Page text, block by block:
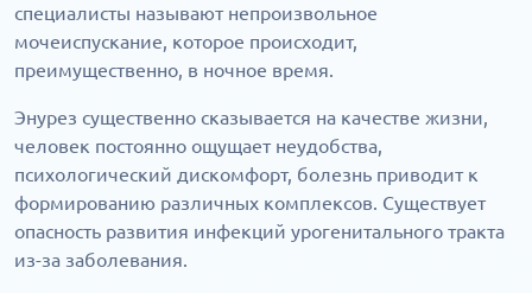
специалисты называют непроизвольное
мочеиспускание, которое происходит,
преимущественно, в ночное время.
Энурез существенно сказывается на качестве жизни,
человек постоянно ощущает неудобства,
психологический дискомфорт, болезнь приводит к
формированию различных комплексов. Существует
опасность развития инфекций урогенитального тракта
из-за заболевания.